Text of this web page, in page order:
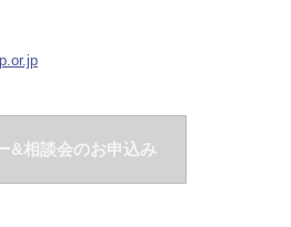
&相談会のお申込み